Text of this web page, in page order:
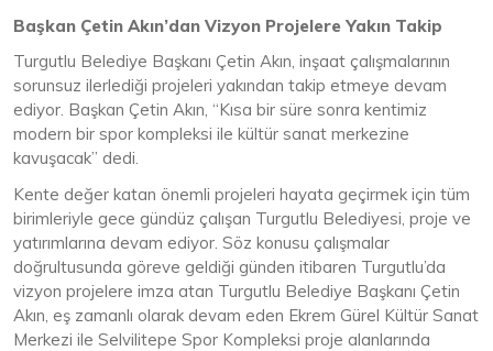
Başkan Çetin Akın’dan Vizyon Projelere Yakın Takip
Turgutlu Belediye Başkanı Çetin Akın, inşaat çalışmalarının
sorunsuz ilerlediği projeleri yakından takip etmeye devam
ediyor. Başkan Çetin Akın, “Kısa bir süre sonra kentimiz
modern bir spor kompleksi ile kültür sanat merkezine
kavuşacak” dedi.
Kente değer katan önemli projeleri hayata geçirmek için tüm
birimleriyle gece gündüz çalışan Turgutlu Belediyesi, proje ve
yatırımlarına devam ediyor. Söz konusu çalışmalar
doğrultusunda göreve geldiği günden itibaren Turgutlu’da
vizyon projelere imza atan Turgutlu Belediye Başkanı Çetin
Akın, eş zamanlı olarak devam eden Ekrem Gürel Kültür Sanat
Merkezi ile Selvilitepe Spor Kompleksi proje alanlarında